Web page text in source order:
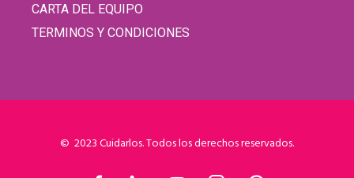
CARTA DEL EQUIPO
TERMINOS Y CONDICIONES
© 2023 Cuidarlos. Todos los derechos reservados.